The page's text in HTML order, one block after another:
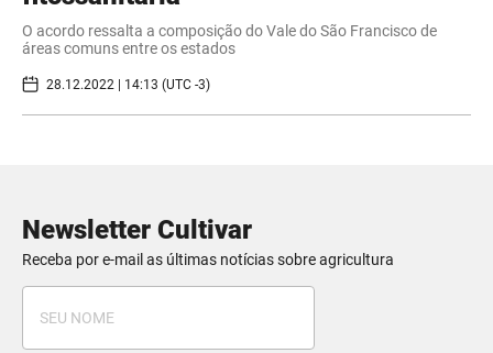
O acordo ressalta a composição do Vale do São Francisco de
áreas comuns entre os estados
28.12.2022 | 14:13 (UTC -3)
Newsletter Cultivar
Receba por e-mail as últimas notícias sobre agricultura